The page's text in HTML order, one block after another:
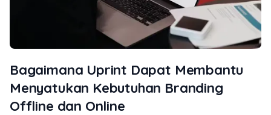
Bagaimana Uprint Dapat Membantu
Menyatukan Kebutuhan Branding
Offline dan Online